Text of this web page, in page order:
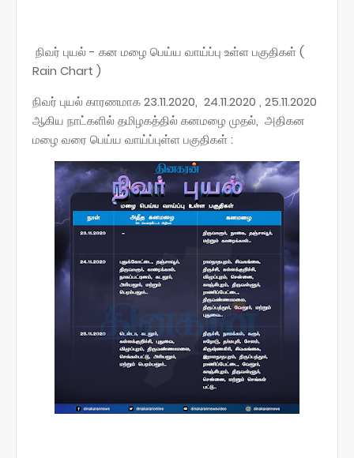
நிவர் புயல் - கன மழை பெய்ய வாய்ப்பு உள்ள பகுதிகள் (
Rain Chart )
நிவர் புயல் காரணமாக 23.11.2020, 24.11.2020 , 25.11.2020
ஆகிய நாட்களில் தமிழகத்தில் கனமழை முதல், அதிகன
மழை வரை பெய்ய வாய்ப்புள்ள பகுதிகள் :